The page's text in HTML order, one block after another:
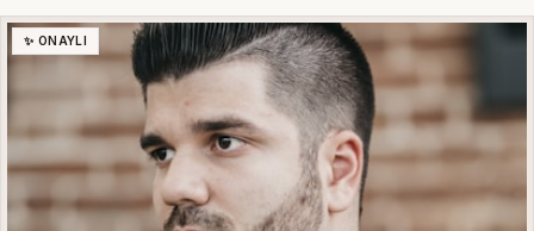
✨ ONAYLI